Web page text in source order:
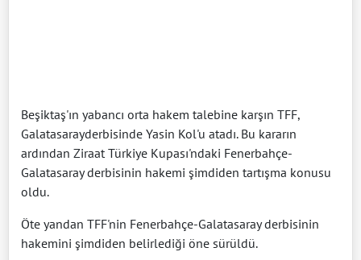
Beşiktaş'ın yabancı orta hakem talebine karşın TFF,
Galatasarayderbisinde Yasin Kol'u atadı. Bu kararın
ardından Ziraat Türkiye Kupası'ndaki Fenerbahçe-
Galatasaray derbisinin hakemi şimdiden tartışma konusu
oldu.
Öte yandan TFF'nin Fenerbahçe-Galatasaray derbisinin
hakemini şimdiden belirlediği öne sürüldü.